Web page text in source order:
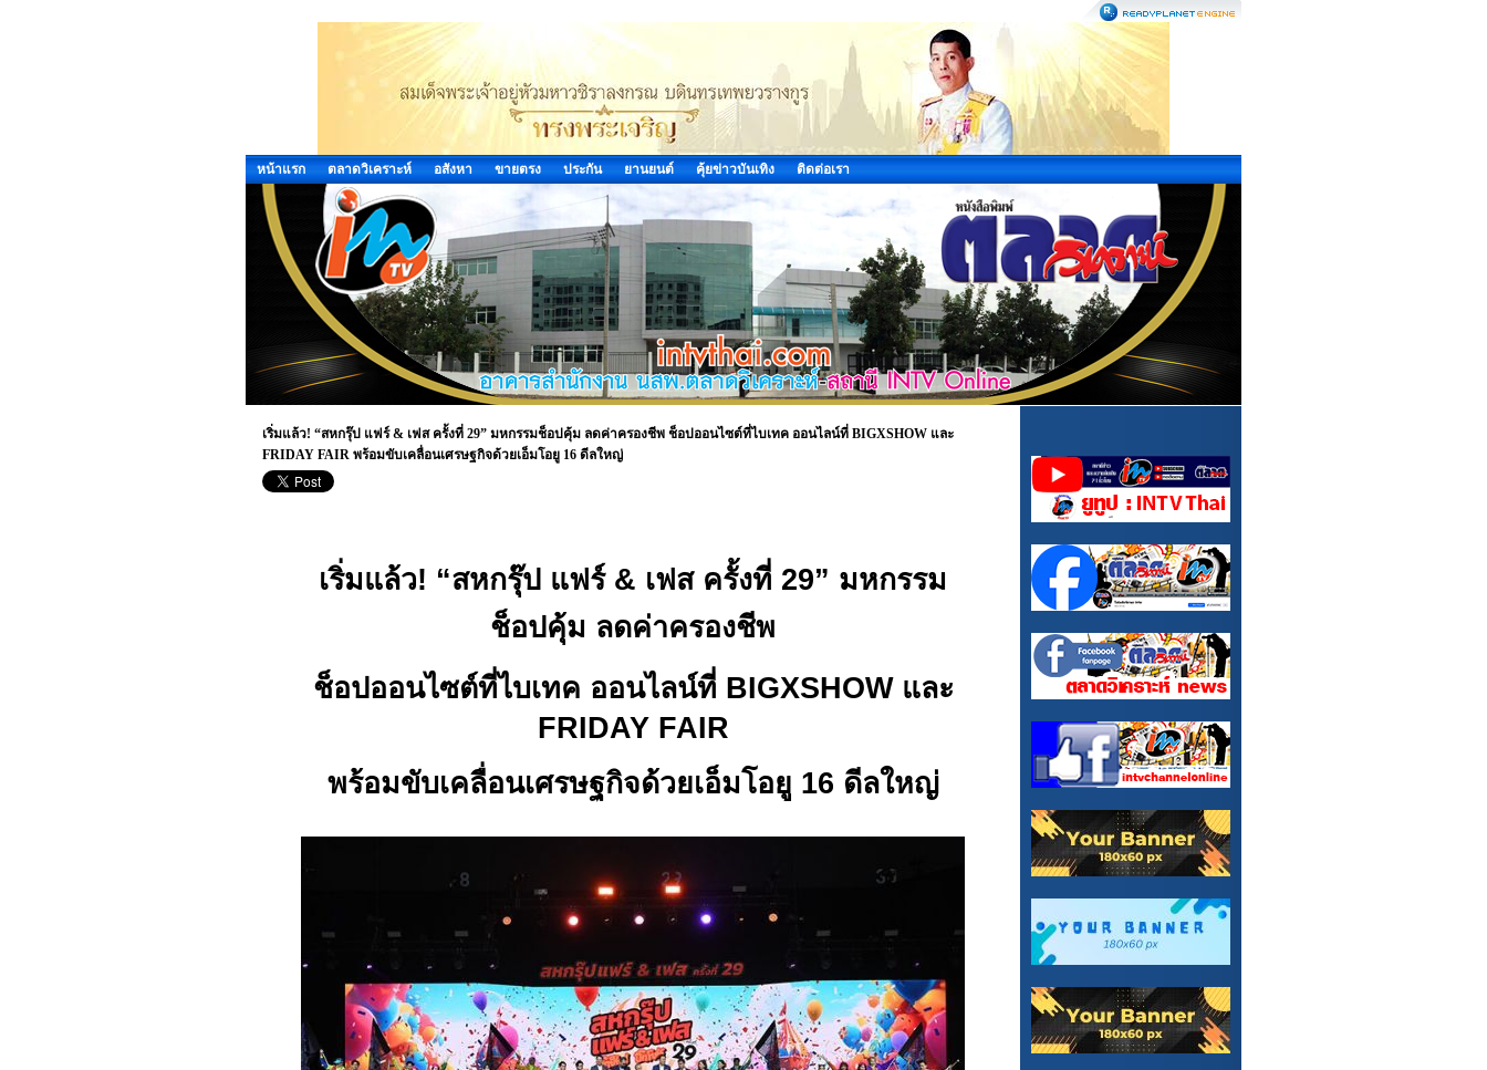
หน้าแรก ตลาดวิเคราะห์ อสังหา ขายตรง ประกัน ยานยนต์ คุ้ยข่าวบันเทิง ติดต่อเรา
เริ่มแล้ว! “สหกรุ๊ป แฟร์ & เฟส ครั้งที่ 29” มหกรรมช็อปคุ้ม ลดค่าครองชีพ ช็อปออนไซต์ที่ไบเทค ออนไลน์ที่ BIGXSHOW และ
FRIDAY FAIR พร้อมขับเคลื่อนเศรษฐกิจด้วยเอ็มโอยู 16 ดีลใหญ่
เริ่มแล้ว! “สหกรุ๊ป แฟร์ & เฟส ครั้งที่ 29” มหกรรม
ช็อปคุ้ม ลดค่าครองชีพ
ช็อปออนไซต์ที่ไบเทค ออนไลน์ที่ BIGXSHOWและ
FRIDAY FAIR
พร้อมขับเคลื่อนเศรษฐกิจด้วยเอ็มโอยู 16 ดีลใหญ่